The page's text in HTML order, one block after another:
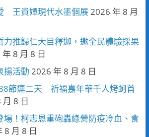
王貴嬋現代水墨個展2026 年 8 月
力推歸仁大目釋迦，邀全民體驗採果
8 月 8 日
揚活動 2026 年 8 月 8 日
節連二天 祈福嘉年華千人烤蚵首
8 日
場！柯志恩重砲轟綠營防疫冷血、食
8 月 8 日